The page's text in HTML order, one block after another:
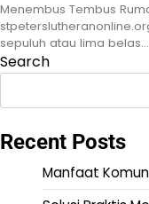
Menembus Tembus
sepuluh atau lima belas…
Search
Recent Posts
Manfaat